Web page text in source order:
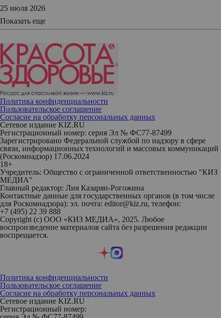
25 июля 2026
Показать еще
Политика конфиденциальности
Пользовательское соглашение
Согласие на обработку персональных данных
Сетевое издание KIZ.RU
Регистрационный номер: серия Эл № ФС77-87499
Зарегистрировано Федеральной службой по надзору в сфере
связи, информационных технологий и массовых коммуникаций
(Роскомнадзор) 17.06.2024
18+
Учредитель: Общество с ограниченной ответственностью "КИЗ
МЕДИА"
Главный редактор: Лия Казарян-Рогожина
Контактные данные для государственных органов (в том числе
для Роскомнадзора): эл. почта: editor@kiz.ru, телефон:
+7 (495) 22 39 888
Copyright (с) ООО «КИЗ МЕДИА», 2025. Любое
воспроизведение материалов сайта без разрешения редакции
воспрещается.
Политика конфиденциальности
Пользовательское соглашение
Согласие на обработку персональных данных
Сетевое издание KIZ.RU
Регистрационный номер: